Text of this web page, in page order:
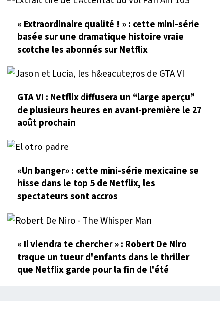
« Extraordinaire qualité ! » : cette mini-série
basée sur une dramatique histoire vraie
scotche les abonnés sur Netflix
GTA VI : Netflix diffusera un “large aperçu”
de plusieurs heures en avant-première le 27
août prochain
«Un banger» : cette mini-série mexicaine se
hisse dans le top 5 de Netflix, les
spectateurs sont accros
« Il viendra te chercher » : Robert De Niro
traque un tueur d'enfants dans le thriller
que Netflix garde pour la fin de l'été